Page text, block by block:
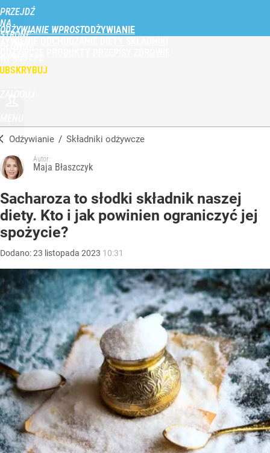
PRZEJDŹ
NA
STRONĘ
ODŻYWIANIE WPROST
Odżywianie / Składniki odżywcze
Autor:
Maja Błaszczyk
Sacharoza to słodki składnik naszej
diety. Kto i jak powinien ograniczyć jej
spożycie?
Dodano:23 listopada 2023 10:31